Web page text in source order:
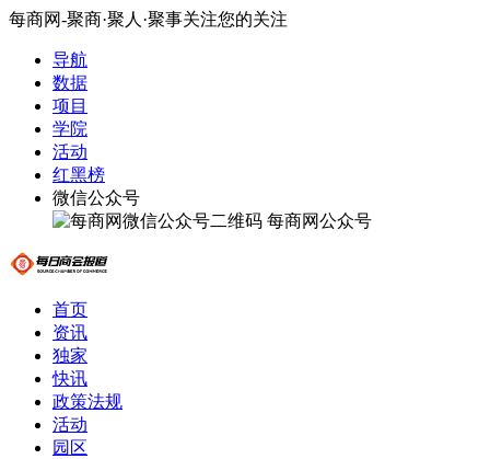
每商网-聚商·聚人·聚事关注您的关注
导航
数据
项目
学院
活动
红黑榜
微信公众号
每商网公众号
首页
资讯
独家
快讯
政策法规
活动
园区